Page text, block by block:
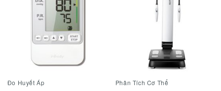
Đo Huyết Áp Phân Tích Cơ Thể